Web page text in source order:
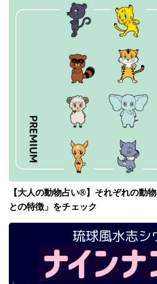
【大人の動物占い®】それぞれの動
との特徴」をチェック